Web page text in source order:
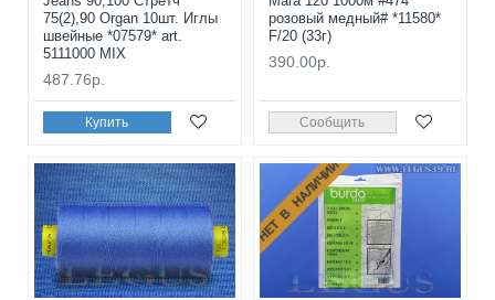
75(2),90 Organ 10шт. Иглы
швейные *07579* art.
5111000 MIX
487.76р.
Купить
розовый медный# *11580*
F/20 (33г)
390.00р.
Сообщить
НЕТ В НАЛИЧИИ